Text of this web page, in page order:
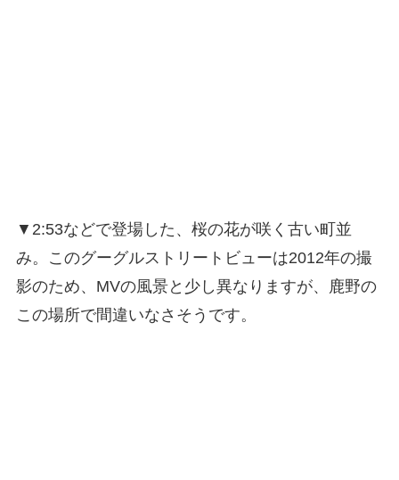
▼2:53などで登場した、桜の花が咲く古い町並
み。このグーグルストリートビューは2012年の撮
影のため、MVの風景と少し異なりますが、鹿野の
この場所で間違いなさそうです。